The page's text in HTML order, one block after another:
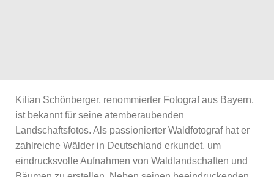
Kilian Schönberger, renommierter Fotograf aus Bayern,
ist bekannt für seine atemberaubenden
Landschaftsfotos. Als passionierter Waldfotograf hat er
zahlreiche Wälder in Deutschland erkundet, um
eindrucksvolle Aufnahmen von Waldlandschaften und